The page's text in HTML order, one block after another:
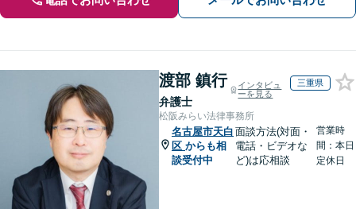
渡部 鎮行
弁護士
インタビュ
ーを見る
三重県
松阪みらい法律事務所
名古屋市天白
区 からも相
談受付中
面談方法(対面・
電話・ビデオな
ど)は応相談
営業時
間：本日
定休日